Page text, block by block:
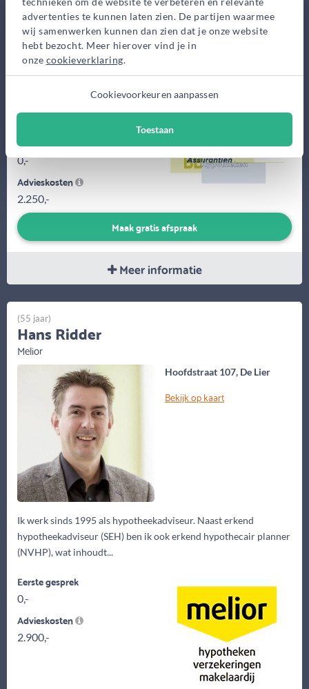
advertenties te kunnen laten zien. De partijen waarmee
wij samenwerken kunnen dan zien dat je onze website
hebt bezocht. Meer hierover vind je in
onze cookieverklaring.
Cookievoorkeuren aanpassen
Toestaan
mogelijkheden etc. zijn. Omdat ik naast all-round financieel
adviseur ook...
Eerste gesprek
0,-
Advieskosten
2.250,-
Maak gratis afspraak
Meer informatie
Hoofdstraat 107, De Lier
Bekijk op kaart
Ik werk sinds 1995 als hypotheekadviseur. Naast erkend
hypotheekadviseur (SEH) ben ik ook erkend hypothecair planner
(NVHP), wat inhoudt...
(55 jaar)
Hans Ridder
Melior
Eerste gesprek
0,-
Advieskosten
2.900,-